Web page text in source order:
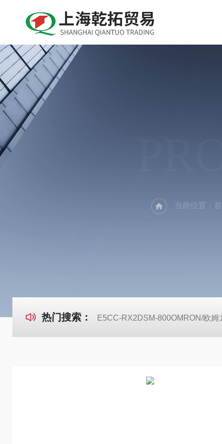
当前位置：
热门搜索： E5CC-RX2DSM-800OMRON/欧